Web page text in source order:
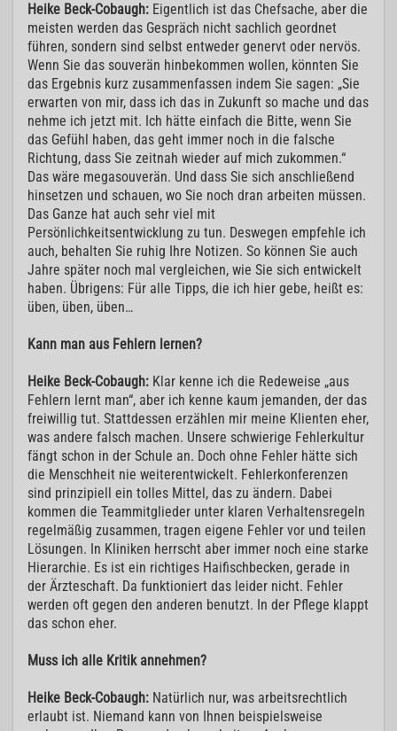
Heike Beck-Cobaugh: Eigentlich ist das Chefsache, aber die
meisten werden das Gespräch nicht sachlich geordnet
führen, sondern sind selbst entweder genervt oder nervös.
Wenn Sie das souverän hinbekommen wollen, könnten Sie
das Ergebnis kurz zusammenfassen indem Sie sagen: „Sie
erwarten von mir, dass ich das in Zukunft so mache und das
nehme ich jetzt mit. Ich hätte einfach die Bitte, wenn Sie
das Gefühl haben, das geht immer noch in die falsche
Richtung, dass Sie zeitnah wieder auf mich zukommen.“
Das wäre megasouverän. Und dass Sie sich anschließend
hinsetzen und schauen, wo Sie noch dran arbeiten müssen.
Das Ganze hat auch sehr viel mit
Persönlichkeitsentwicklung zu tun. Deswegen empfehle ich
auch, behalten Sie ruhig Ihre Notizen. So können Sie auch
Jahre später noch mal vergleichen, wie Sie sich entwickelt
haben. Übrigens: Für alle Tipps, die ich hier gebe, heißt es:
üben, üben, üben…
Kann man aus Fehlern lernen?
Heike Beck-Cobaugh: Klar kenne ich die Redeweise „aus
Fehlern lernt man“, aber ich kenne kaum jemanden, der das
freiwillig tut. Stattdessen erzählen mir meine Klienten eher,
was andere falsch machen. Unsere schwierige Fehlerkultur
fängt schon in der Schule an. Doch ohne Fehler hätte sich
die Menschheit nie weiterentwickelt. Fehlerkonferenzen
sind prinzipiell ein tolles Mittel, das zu ändern. Dabei
kommen die Teammitglieder unter klaren Verhaltensregeln
regelmäßig zusammen, tragen eigene Fehler vor und teilen
Lösungen. In Kliniken herrscht aber immer noch eine starke
Hierarchie. Es ist ein richtiges Haifischbecken, gerade in
der Ärzteschaft. Da funktioniert das leider nicht. Fehler
werden oft gegen den anderen benutzt. In der Pflege klappt
das schon eher.
Muss ich alle Kritik annehmen?
Heike Beck-Cobaugh: Natürlich nur, was arbeitsrechtlich
erlaubt ist. Niemand kann von Ihnen beispielsweise